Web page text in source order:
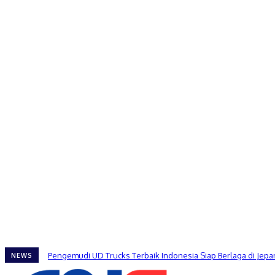
NEWS Pengemudi UD Trucks Terbaik Indonesia Siap Berlaga di